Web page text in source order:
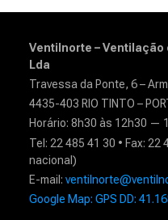
Ventilnorte –
Lda
Travessa da Ponte, 6 –
4435-403 RIO TINTO –
Horário: 8h30 às 12h30 —
Tel: 22 485 41 30 • Fax:
nacional)
E-mail:
Google Map: GPS DD: